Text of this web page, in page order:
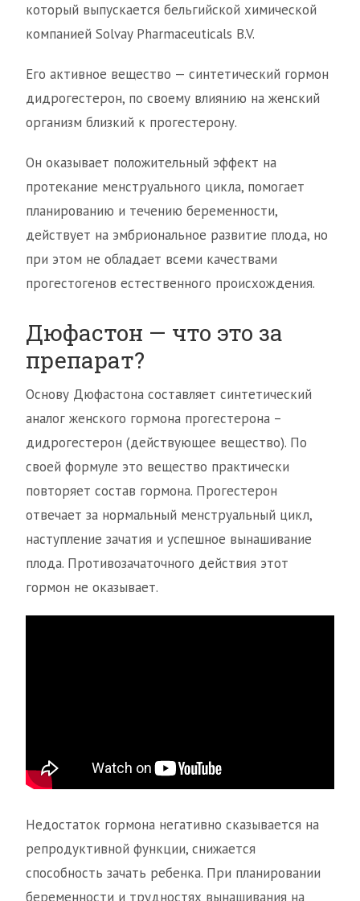
который выпускается бельгийской химической
компанией Solvay Pharmaceuticals B.V.
Его активное вещество — синтетический гормон
дидрогестерон, по своему влиянию на женский
организм близкий к прогестерону.
Он оказывает положительный эффект на
протекание менструального цикла, помогает
планированию и течению беременности,
действует на эмбриональное развитие плода, но
при этом не обладает всеми качествами
прогестогенов естественного происхождения.
Дюфастон — что это за
препарат?
Основу Дюфастона составляет синтетический
аналог женского гормона прогестерона –
дидрогестерон (действующее вещество). По
своей формуле это вещество практически
повторяет состав гормона. Прогестерон
отвечает за нормальный менструальный цикл,
наступление зачатия и успешное вынашивание
плода. Противозачаточного действия этот
гормон не оказывает.
Недостаток гормона негативно сказывается на
репродуктивной функции, снижается
способность зачать ребенка. При планировании
беременности и трудностях вынашивания на